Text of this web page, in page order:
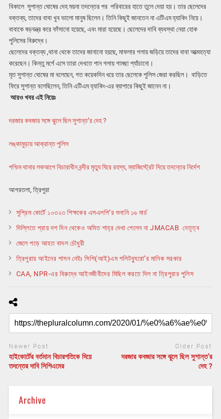
বিকালে সুশান্ত ঘোষের দেহ ময়না তদন্তের পর পরিবারের হাতে তুলে দেয়া হয়। তার ছেলেদের
বক্তব্য, তাদের বাবা খুব ভালো মানুষ ছিলেন। তিনি কিছুই জানতেন না এটিএম হ্যাকিং নিয়ে।
বাবাকে ষড়যন্ত্র করে ফাঁসানো হয়েছে, এবং মারা হয়েছে। ছেলেদের দাবি ব্যবস্থা নেয়া হোক
পুলিসের বিরুদ্ধে।
ছেলেদের বক্তব্য ,থানা থেকে তাদের জানানো হয়ছে, মাফলার গলায় জড়িয়ে তাদের বাবা আত্মহত্যা
করেছেন। কিন্তু মর্গে এসে তারা দেখতে পান গলায় গামছা প্যাঁচানো।
মৃত সুশান্ত ঘোষের মা বলেছেন, গত কয়েকদিন ধরে তার ছেলেকে পুলিস জেরা করছিল। বাড়িতে
ফিরে সুশান্ত বলেছিলেন, তিনি এটিএম হ্যাকিং-এর ব্যাপারে কিছুই জানেন না।
আরও খবর এই নিয়েঃ
দরজার কবজার সঙ্গে ঝুলে ছিল সুশান্ত’র দেহ ?
লঙ্কামুড়ায় আক্রান্ত পুলিস
পশ্চিম থানার লকআপে বিচারাধীন বন্দীর মৃত্যু ঘিরে রহস্য, ম্যাজিস্ট্রেট দিয়ে তদন্তের নির্দেশ
আগরতলা, ত্রিপুরা
সুপ্রিম কোর্টে ১০৩২৩ শিক্ষকের এসএলপি’র শুনানি ১৬ মার্চ
দিল্লিতে প্রায় দশ দিন থেকেও অমিত শাহ্‌র দেখা পেলেন না JMACAB নেতৃত্ব
জেলে পড়ে আহত বাদল চৌধুরী
ত্রিপুরায় আইনের শাসন নেইঃ সিপি(আই)এম পলিটব্যুরো’র মানিক সরকার
CAA, NPR-এর বিরুদ্ধে আইনজীবীদের মিছিল করতে দিল না ত্রিপুরার পুলিস
Newer Post
হাইকোর্টের বর্তমান বিচারপতিকে দিয়ে
তদন্তের দাবি সিপিএমের
Older Post
দরজার কবজার সঙ্গে ঝুলে ছিল সুশান্ত’র
দেহ ?
Archive